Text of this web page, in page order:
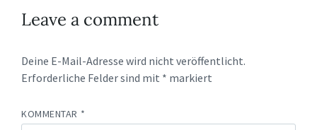
Leave a comment
Deine E-Mail-Adresse wird nicht veröffentlicht.
Erforderliche Felder sind mit * markiert
KOMMENTAR *